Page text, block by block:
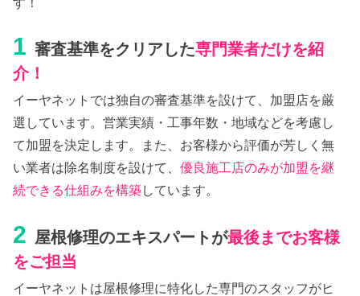
1 審査基準をクリアした専門業者だけを紹
介！
イーヤネットでは独自の審査基準を設けて、加盟店を厳
選しています。営業実績・工事年数・地域などを考慮し
て加盟を決定します。また、お客様から評価が芳しく無
い業者は除名制度を設けて、優良施工店のみが加盟を継
続できる仕組みを構築しています。
2 屋根修理のエキスパートが最後までお客様
をご担当
イーヤネットは屋根修理に特化した専門のスタッフがヒ